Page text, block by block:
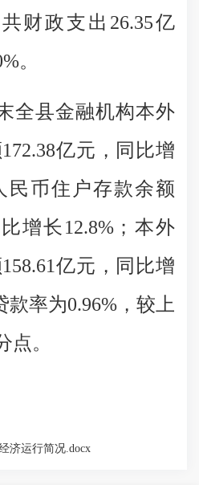
财政支出26.35亿
。
全县金融机构本外
亿元，同比增
民币住户存款余额
增长12.8%；本外
亿元，同比增
款率为0.96%，较上
点。
济运行简况.docx